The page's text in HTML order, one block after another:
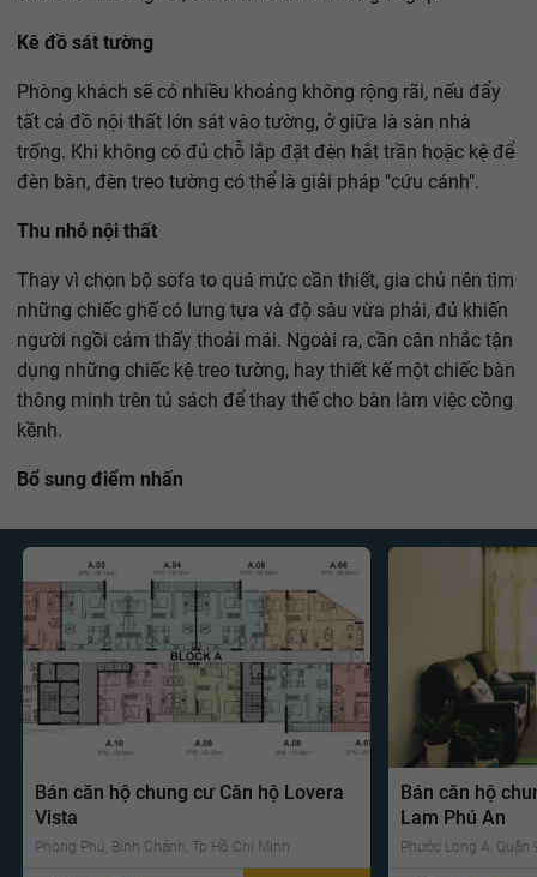
Kê đồ sát tường
Phòng khách sẽ có nhiều khoảng không rộng rãi, nếu đẩy
tất cả đồ nội thất lớn sát vào tường, ở giữa là sàn nhà
trống. Khi không có đủ chỗ lắp đặt đèn hắt trần hoặc kệ để
đèn bàn, đèn treo tường có thể là giải pháp "cứu cánh".
Thu nhỏ nội thất
Thay vì chọn bộ sofa to quá mức cần thiết, gia chủ nên tìm
những chiếc ghế có lưng tựa và độ sâu vừa phải, đủ khiến
người ngồi cảm thấy thoải mái. Ngoài ra, cần cân nhắc tận
dụng những chiếc kệ treo tường, hay thiết kế một chiếc bàn
thông minh trên tủ sách để thay thế cho bàn làm việc cồng
kềnh.
Bổ sung điểm nhấn
Bán căn hộ chung cư Căn hộ Lovera
Vista
Phong Phú, Bình Chánh, Tp Hồ Chí Minh
Bán căn hộ
Lam Phú An
Phước Long A, Quận